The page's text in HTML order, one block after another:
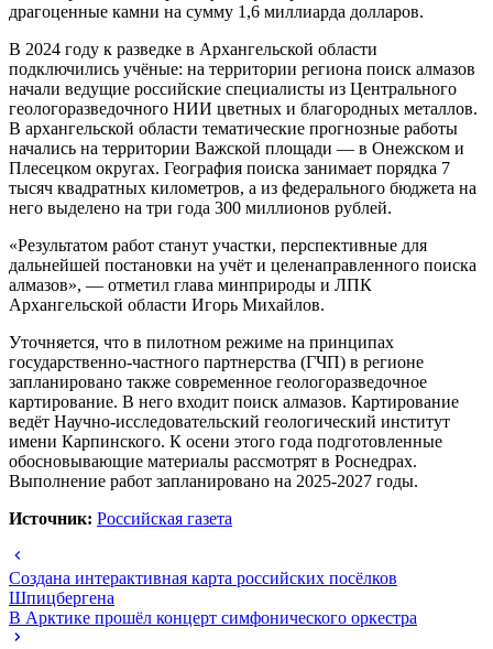
драгоценные камни на сумму 1,6 миллиарда долларов.
В 2024 году к разведке в Архангельской области
подключились учёные: на территории региона поиск алмазов
начали ведущие российские специалисты из Центрального
геологоразведочного НИИ цветных и благородных металлов.
В архангельской области тематические прогнозные работы
начались на территории Важской площади — в Онежском и
Плесецком округах. География поиска занимает порядка 7
тысяч квадратных километров, а из федерального бюджета на
него выделено на три года 300 миллионов рублей.
«Результатом работ станут участки, перспективные для
дальнейшей постановки на учёт и целенаправленного поиска
алмазов», — отметил глава минприроды и ЛПК
Архангельской области Игорь Михайлов.
Уточняется, что в пилотном режиме на принципах
государственно-частного партнерства (ГЧП) в регионе
запланировано также современное геологоразведочное
картирование. В него входит поиск алмазов. Картирование
ведёт Научно-исследовательский геологический институт
имени Карпинского. К осени этого года подготовленные
обосновывающие материалы рассмотрят в Роснедрах.
Выполнение работ запланировано на 2025-2027 годы.
Источник: Российская газета
Создана интерактивная карта российских посёлков
Шпицбергена
В Арктике прошёл концерт симфонического оркестра